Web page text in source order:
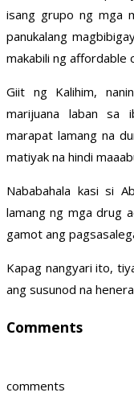
isang grupo ng mga
panukalang
makabili ng affordable
Giit ng Kalihim,
marijuana laban sa
marapat lamang na
matiyak na hindi
Nababahala kasi si
lamang ng mga drug
gamot ang
Kapag nangyari ito,
ang susunod na
Comments
comments